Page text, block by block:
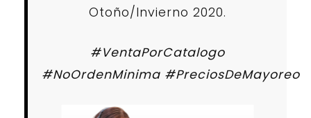
Otoño/Invierno 2020.
#VentaPorCatalogo
#NoOrdenMinima #PreciosDeMayoreo